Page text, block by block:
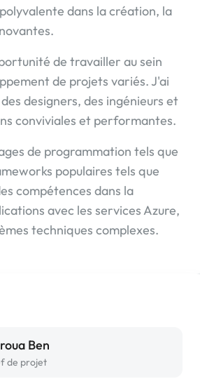
dans la création, la
de travailler au sein
de projets variés. J'ai
designers, des ingénieurs et
conviviales et performantes.
de programmation tels que
populaires tels que
compétences dans la
avec les services Azure,
techniques complexes.
Ben
de projet